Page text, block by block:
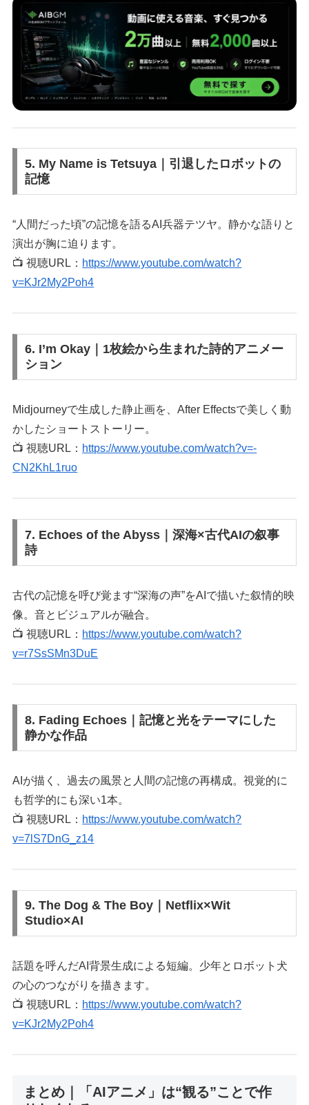
5. My Name is Tetsuya｜引退したロボットの
記憶
“人間だった頃”の記憶を語るAI兵器テツヤ。静かな語りと
演出が胸に迫ります。
📺 視聴URL： https://www.youtube.com/watch?
v=KJr2My2Poh4
6. I’m Okay｜1枚絵から生まれた詩的アニメー
ション
Midjourneyで生成した静止画を、After Effectsで美しく動
かしたショートストーリー。
📺 視聴URL： https://www.youtube.com/watch?v=-
CN2KhL1ruo
7. Echoes of the Abyss｜深海×古代AIの叙事
詩
古代の記憶を呼び覚ます“深海の声”をAIで描いた叙情的映
像。音とビジュアルが融合。
📺 視聴URL： https://www.youtube.com/watch?
v=r7SsSMn3DuE
8. Fading Echoes｜記憶と光をテーマにした
静かな作品
AIが描く、過去の風景と人間の記憶の再構成。視覚的に
も哲学的にも深い1本。
📺 視聴URL： https://www.youtube.com/watch?
v=7lS7DnG_z14
9. The Dog & The Boy｜Netflix×Wit
Studio×AI
話題を呼んだAI背景生成による短編。少年とロボット犬
の心のつながりを描きます。
📺 視聴URL： https://www.youtube.com/watch?
v=KJr2My2Poh4
まとめ｜「AIアニメ」は“観る”ことで作